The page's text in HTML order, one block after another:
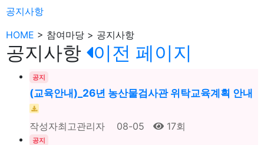
공지사항
HOME > 참여마당 > 공지사항
공지사항 이전 페이지
공지
(교육안내)_26년 농산물검사관 위탁교육계획 안내
작성자최고관리자 08-05 17회
공지